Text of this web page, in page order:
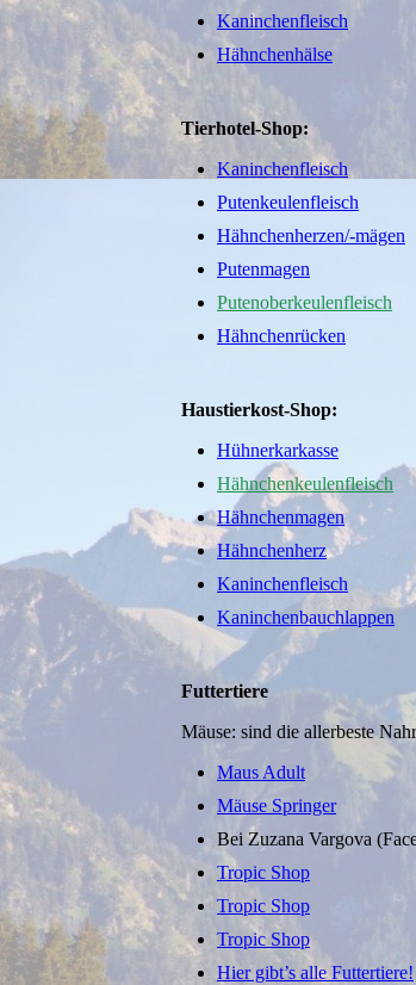
Kaninchenfleisch
Hähnchenhälse
Tierhotel-Shop:
Kaninchenfleisch
Putenkeulenfleisch
Hähnchenherzen/-mägen
Putenmagen
Putenoberkeulenfleisch
Hähnchenrücken
Haustierkost-Shop:
Hühnerkarkasse
Hähnchenkeulenfleisch
Hähnchenmagen
Hähnchenherz
Kaninchenfleisch
Kaninchenbauchlappen
Futtertiere
Mäuse: sind die allerbeste
Maus Adult
Mäuse Springer
Bei Zuzana Vargova
Tropic Shop
Tropic Shop
Tropic Shop
Hier gibt’s alle Futtertiere!